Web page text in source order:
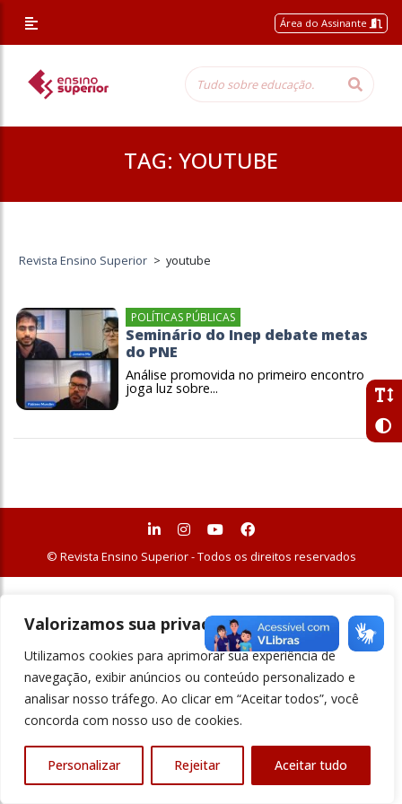
Valorizamos sua privacidade
Utilizamos cookies para aprimorar sua experiência de
navegação, exibir anúncios ou conteúdo personalizado e
analisar nosso tráfego. Ao clicar em “Aceitar todos”, você
concorda com nosso uso de cookies.
Personalizar Rejeitar Aceitar tudo
Área do Assinante
TAG: YOUTUBE
Revista Ensino Superior > youtube
POLÍTICAS PÚBLICAS
Seminário do Inep debate metas
do PNE
Análise promovida no primeiro encontro
joga luz sobre...
© Revista Ensino Superior - Todos os direitos reservados